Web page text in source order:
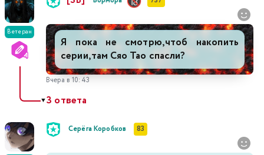
Ветеран
Я пока не смотрю,чтоб накопить
серии,там Сяо Тао спасли?
Вчера в 10:43
▼3 ответа
Серёга Коробков 83